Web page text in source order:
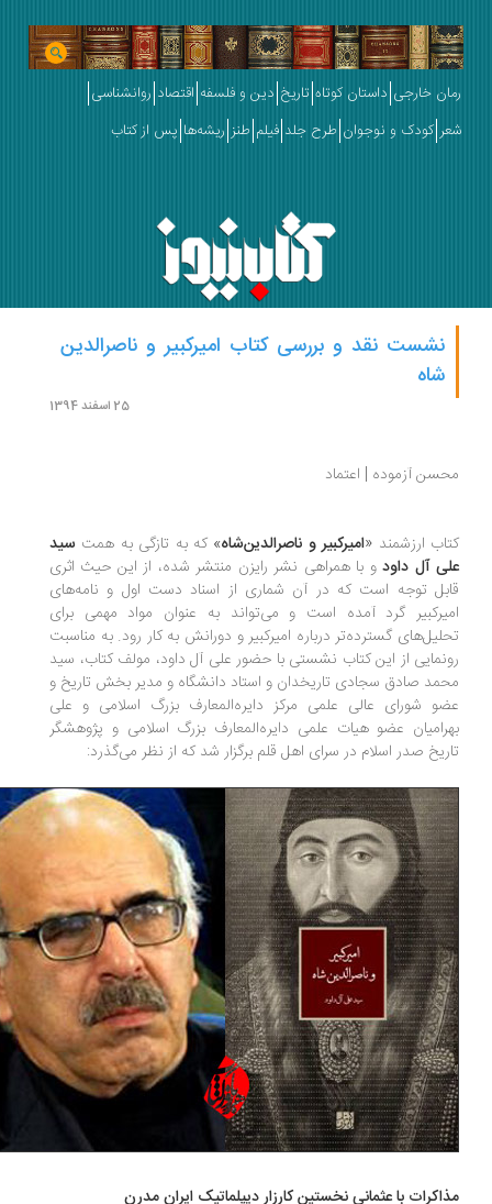
خارجی داستان کوتاه تاریخ دین و فلسفه اقتصاد روانشناسی
کودک و نوجوان طرح جلد فیلم طنز ریشه‌ها پس از کتاب
نشست نقد و بررسی کتاب امیرکبیر و ناصرالدین
آزموده | اعتماد
ارزشمند«امیرکبیر و ناصرالدین‌شاه»که به تازگی به همت سید
آل داودو با همراهی نشر رایزن منتشر شده، از این حیث اثری
توجه است که در آن شماری از اسناد دست اول و نامه‌های
گرد آمده است و می‌تواند به عنوان مواد مهمی برای
گسترده‌تر درباره امیرکبیر و دورانش به کار رود. به مناسبت
از این کتاب نشستی با حضور علی آل داود، مولف کتاب، سید
صادق سجادی تاریخدان و استاد دانشگاه و مدیر بخش تاریخ و
شورای عالی علمی مرکز دایره‌‌المعارف بزرگ اسلامی و علی
عضو هیات علمی دایره‌المعارف بزرگ اسلامی و پژوهشگر
صدر اسلام در سرای اهل قلم برگزار شد که از نظر می‌گذرد:
با عثمانی نخستین کارزار دیپلماتیک ایران مدرن